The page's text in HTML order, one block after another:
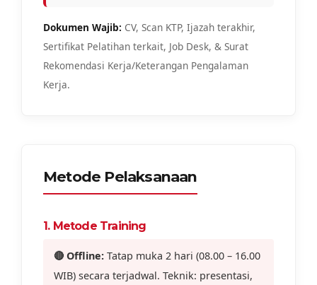
Dokumen Wajib: CV, Scan KTP, Ijazah terakhir,
Sertifikat Pelatihan terkait, Job Desk, & Surat
Rekomendasi Kerja/Keterangan Pengalaman
Kerja.
Metode Pelaksanaan
1. Metode Training
🔴 Offline: Tatap muka 2 hari (08.00 – 16.00
WIB) secara terjadwal. Teknik: presentasi,